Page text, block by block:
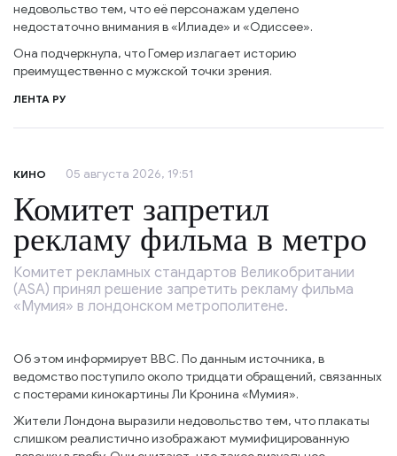
недовольство тем, что её персонажам уделено
недостаточно внимания в «Илиаде» и «Одиссее».
Она подчеркнула, что Гомер излагает историю
преимущественно с мужской точки зрения.
ЛЕНТА РУ
КИНО 05 августа 2026, 19:51
Комитет запретил
рекламу фильма в метро
Комитет рекламных стандартов Великобритании
(ASA) принял решение запретить рекламу фильма
«Мумия» в лондонском метрополитене.
Об этом информирует BBC. По данным источника, в
ведомство поступило около тридцати обращений, связанных
с постерами кинокартины Ли Кронина «Мумия».
Жители Лондона выразили недовольство тем, что плакаты
слишком реалистично изображают мумифицированную